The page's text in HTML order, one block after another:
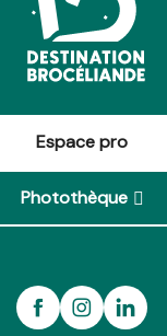
Espace pro
Photothèque